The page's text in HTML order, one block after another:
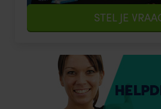
STEL JE